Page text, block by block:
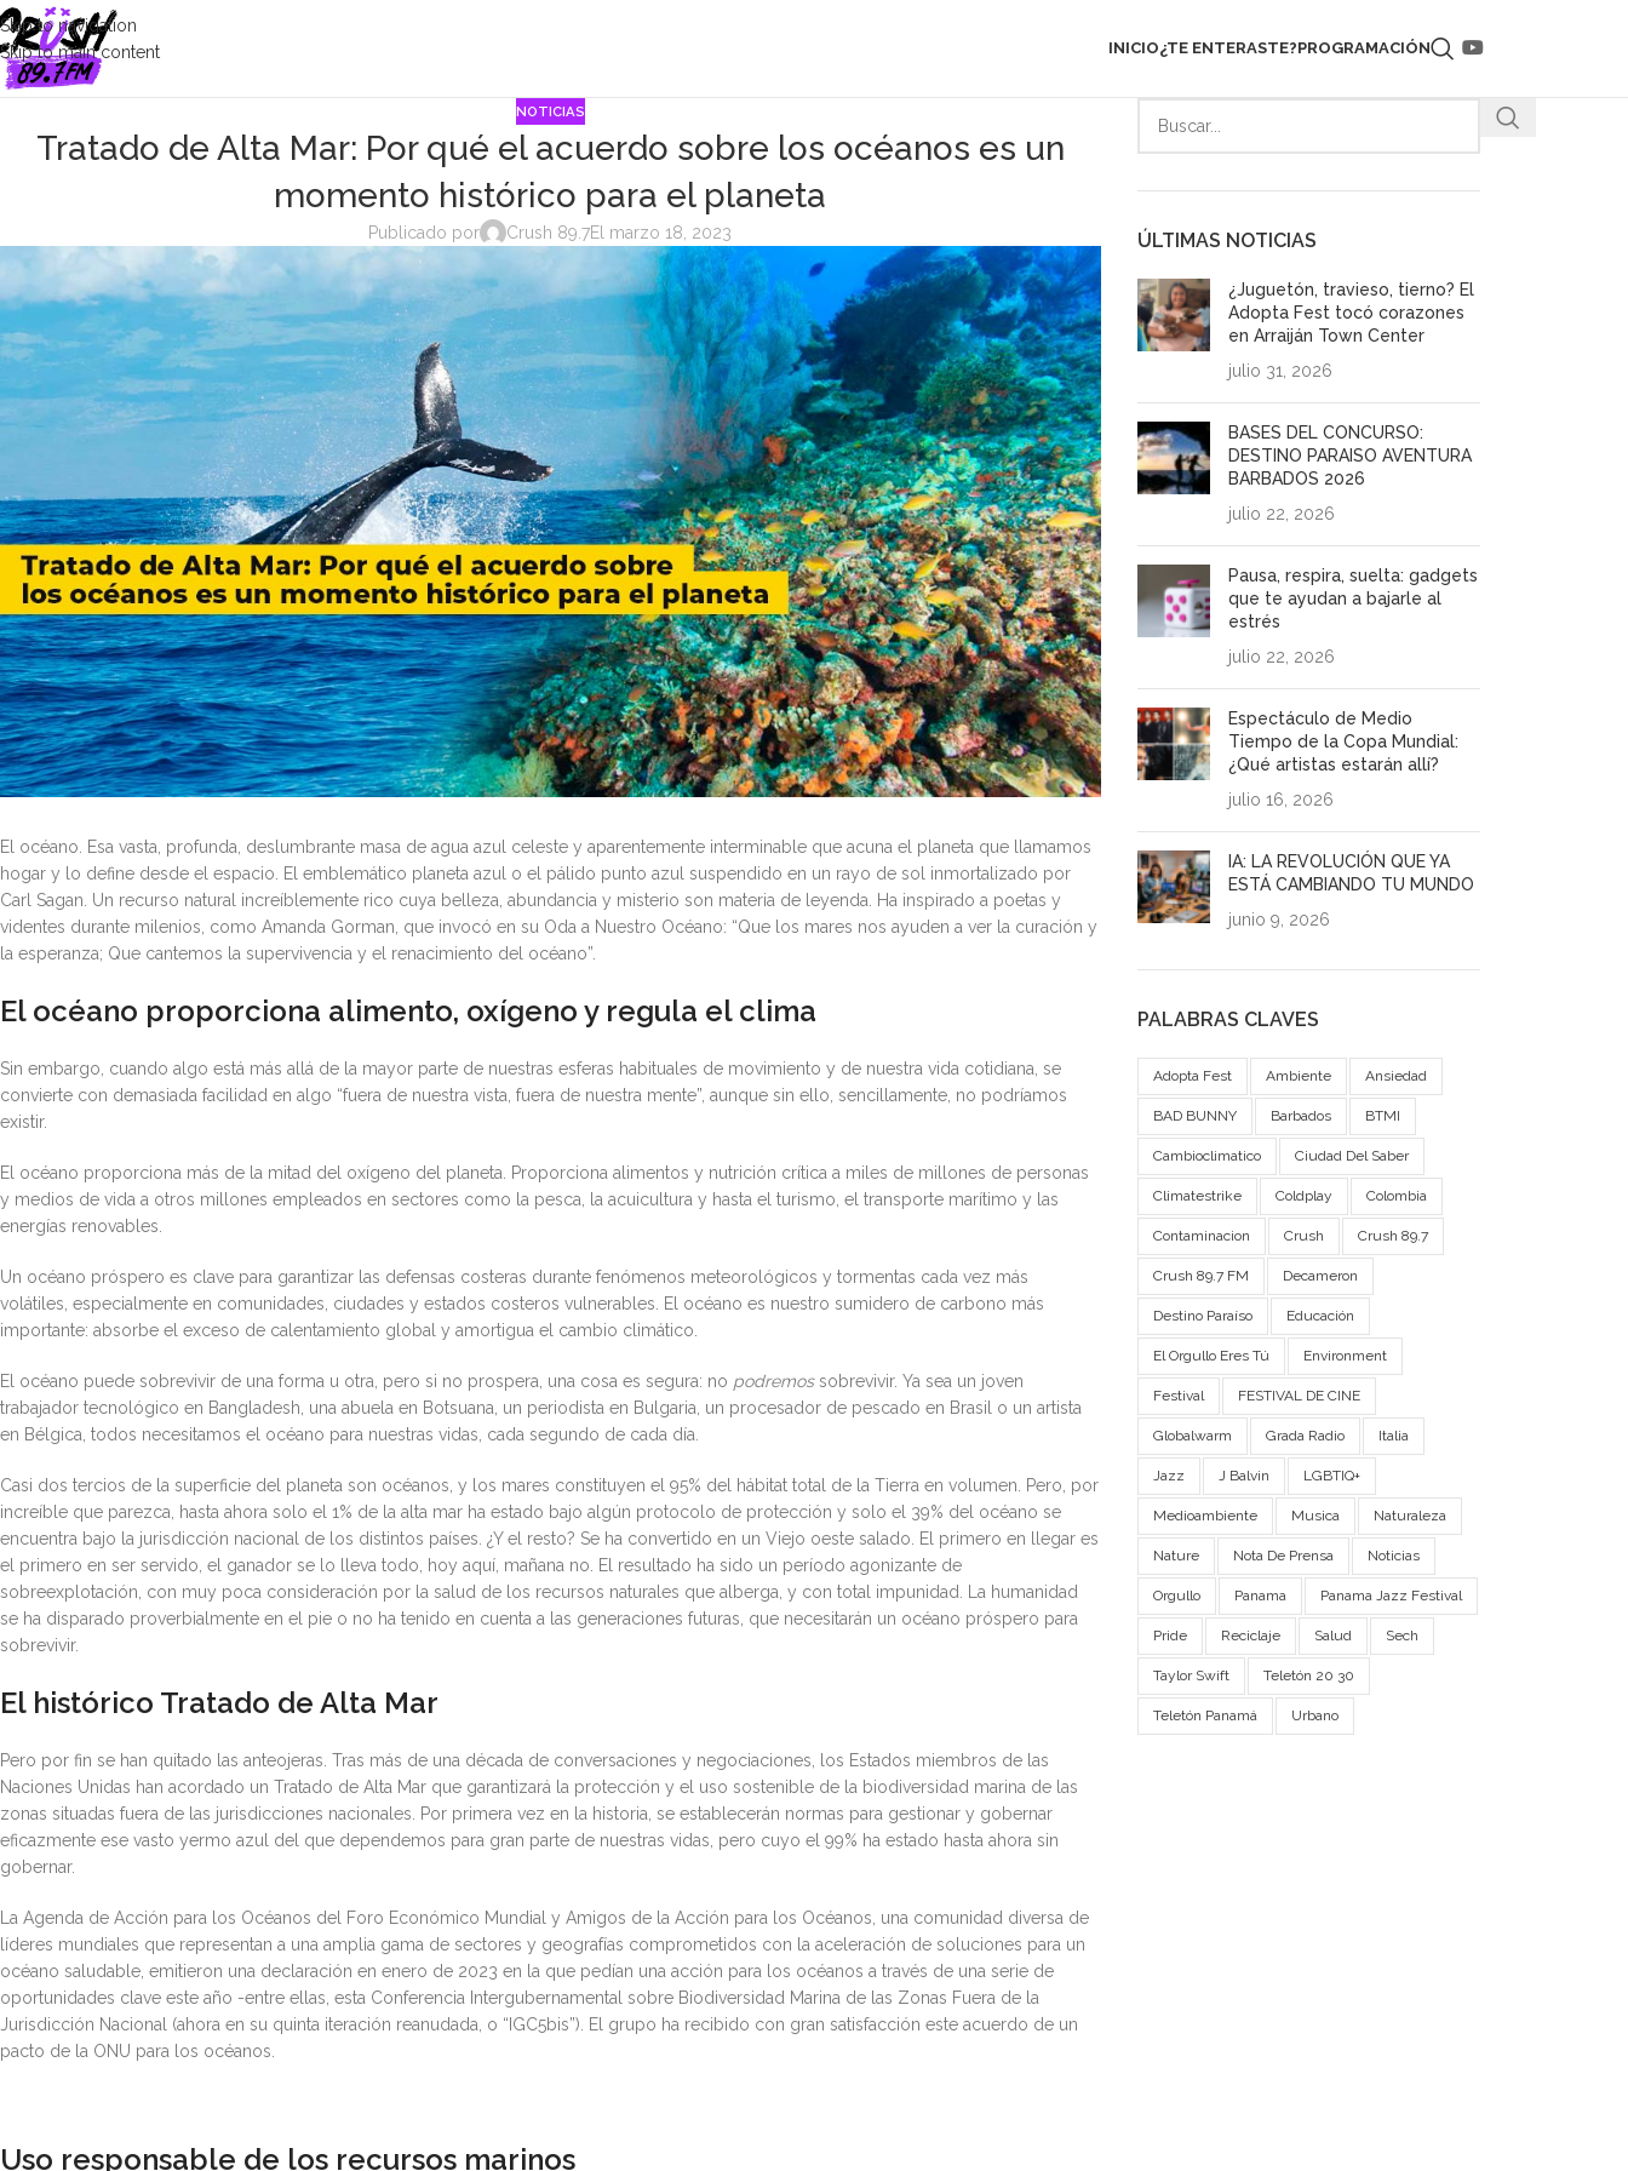
Skip to navigation
Skip to main content
INICIO¿TE ENTERASTE?PROGRAMACIÓN
NOTICIAS
Tratado de Alta Mar: Por qué el acuerdo sobre los océanos es un
momento histórico para el planeta
Publicado por Crush 89.7El marzo 18, 2023
El océano. Esa vasta, profunda, deslumbrante masa de agua azul celeste y aparentemente interminable que acuna el planeta que llamamos
hogar y lo define desde el espacio. El emblemático planeta azul o el pálido punto azul suspendido en un rayo de sol inmortalizado por
Carl Sagan. Un recurso natural increíblemente rico cuya belleza, abundancia y misterio son materia de leyenda. Ha inspirado a poetas y
videntes durante milenios, como Amanda Gorman, que invocó en su Oda a Nuestro Océano: “Que los mares nos ayuden a ver la curación y
la esperanza; Que cantemos la supervivencia y el renacimiento del océano”.
El océano proporciona alimento, oxígeno y regula el clima
Sin embargo, cuando algo está más allá de la mayor parte de nuestras esferas habituales de movimiento y de nuestra vida cotidiana, se
convierte con demasiada facilidad en algo “fuera de nuestra vista, fuera de nuestra mente”, aunque sin ello, sencillamente, no podríamos
existir.
El océano proporciona más de la mitad del oxígeno del planeta. Proporciona alimentos y nutrición crítica a miles de millones de personas
y medios de vida a otros millones empleados en sectores como la pesca, la acuicultura y hasta el turismo, el transporte marítimo y las
energías renovables.
Un océano próspero es clave para garantizar las defensas costeras durante fenómenos meteorológicos y tormentas cada vez más
volátiles, especialmente en comunidades, ciudades y estados costeros vulnerables. El océano es nuestro sumidero de carbono más
importante: absorbe el exceso de calentamiento global y amortigua el cambio climático.
El océano puede sobrevivir de una forma u otra, pero si no prospera, una cosa es segura: no podremossobrevivir. Ya sea un joven
trabajador tecnológico en Bangladesh, una abuela en Botsuana, un periodista en Bulgaria, un procesador de pescado en Brasil o un artista
en Bélgica, todos necesitamos el océano para nuestras vidas, cada segundo de cada día.
Casi dos tercios de la superficie del planeta son océanos, y los mares constituyen el 95% del hábitat total de la Tierra en volumen. Pero, por
increíble que parezca, hasta ahora solo el 1% de la alta mar ha estado bajo algún protocolo de protección y solo el 39% del océano se
encuentra bajo la jurisdicción nacional de los distintos países. ¿Y el resto? Se ha convertido en un Viejo oeste salado. El primero en llegar es
el primero en ser servido, el ganador se lo lleva todo, hoy aquí, mañana no. El resultado ha sido un período agonizante de
sobreexplotación, con muy poca consideración por la salud de los recursos naturales que alberga, y con total impunidad. La humanidad
se ha disparado proverbialmente en el pie o no ha tenido en cuenta a las generaciones futuras, que necesitarán un océano próspero para
sobrevivir.
El histórico Tratado de Alta Mar
Pero por fin se han quitado las anteojeras. Tras más de una década de conversaciones y negociaciones, los Estados miembros de las
Naciones Unidas han acordado un Tratado de Alta Mar que garantizará la protección y el uso sostenible de la biodiversidad marina de las
zonas situadas fuera de las jurisdicciones nacionales. Por primera vez en la historia, se establecerán normas para gestionar y gobernar
eficazmente ese vasto yermo azul del que dependemos para gran parte de nuestras vidas, pero cuyo el 99% ha estado hasta ahora sin
gobernar.
La Agenda de Acción para los Océanos del Foro Económico Mundial y Amigos de la Acción para los Océanos, una comunidad diversa de
líderes mundiales que representan a una amplia gama de sectores y geografías comprometidos con la aceleración de soluciones para un
océano saludable, emitieron una declaración en enero de 2023 en la que pedían una acción para los océanos a través de una serie de
oportunidades clave este año -entre ellas, esta Conferencia Intergubernamental sobre Biodiversidad Marina de las Zonas Fuera de la
Jurisdicción Nacional (ahora en su quinta iteración reanudada, o “IGC5bis”). El grupo ha recibido con gran satisfacción este acuerdo de un
pacto de la ONU para los océanos.
Uso responsable de los recursos marinos
ÚLTIMAS NOTICIAS
¿Juguetón, travieso, tierno? El
Adopta Fest tocó corazones
en Arraiján Town Center
julio 31, 2026
BASES DEL CONCURSO:
DESTINO PARAISO AVENTURA
BARBADOS 2026
julio 22, 2026
Pausa, respira, suelta: gadgets
que te ayudan a bajarle al
estrés
julio 22, 2026
Espectáculo de Medio
Tiempo de la Copa Mundial:
¿Qué artistas estarán allí?
julio 16, 2026
IA: LA REVOLUCIÓN QUE YA
ESTÁ CAMBIANDO TU MUNDO
junio 9, 2026
PALABRAS CLAVES
Adopta Fest Ambiente Ansiedad
BAD BUNNY Barbados BTMI
Cambioclimatico Ciudad Del Saber
Climatestrike Coldplay Colombia
Contaminacion Crush Crush 89.7
Crush 89.7 FM Decameron
Destino Paraíso Educación
El Orgullo Eres Tú Environment
Festival FESTIVAL DE CINE
Globalwarm Grada Radio Italia
Jazz J Balvin LGBTIQ+
Medioambiente Musica Naturaleza
Nature Nota De Prensa Noticias
Orgullo Panama Panama Jazz Festival
Pride Reciclaje Salud Sech
Taylor Swift Teletón 20 30
Teletón Panamá Urbano